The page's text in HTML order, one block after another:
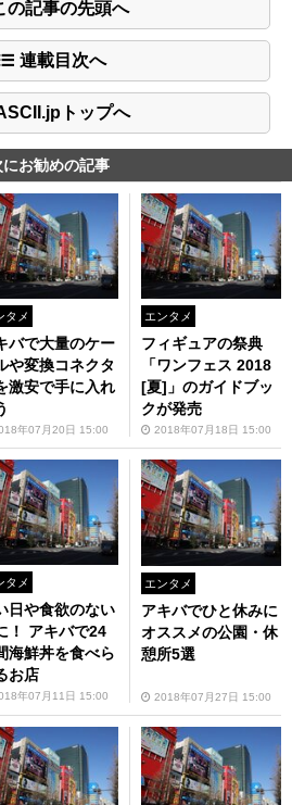
の記事の先頭へ
連載目次へ
トップへ
にお勧めの記事
タメ
バで大量のケー
や変換コネクタ
激安で手に入れ
年07月20日 15:00
エンタメ
フィギュアの祭典
「ワンフェス 2018
[夏]」のガイドブッ
クが発売
2018年07月18日 15:00
タメ
日や食欲のない
！ アキバで24
海鮮丼を食べら
お店
年07月11日 15:00
エンタメ
アキバでひと休みに
オススメの公園・休
憩所5選
2018年07月27日 15:00